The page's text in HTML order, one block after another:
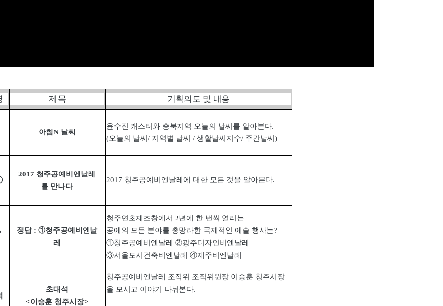
제 목 기획의도 및 내용
아침N 날씨
윤수진 캐스터와 충북지역 오늘의 날씨를 알아본다.
(오늘의 날씨/ 지역별 날씨/생활날씨지수/ 주간날씨)
2017 청주공예비엔날레
를 만나다
2017 청주공예비엔날레에 대한 모든 것을 알아본다.
정답 : ①청주공예비엔날
레
청주연초제조창에서 2년에 한 번씩 열리는
공예의 모든 분야를 총망라한 국제적인 예술 행사는?
①청주공예비엔날레②광주디자인비엔날레
③서울도시건축비엔날레④제주비엔날레
초대석
<이승훈 청주시장>
청주공예비엔날레 조직위 조직위원장 이승훈 청주시장
을 모시고 이야기 나눠본다.